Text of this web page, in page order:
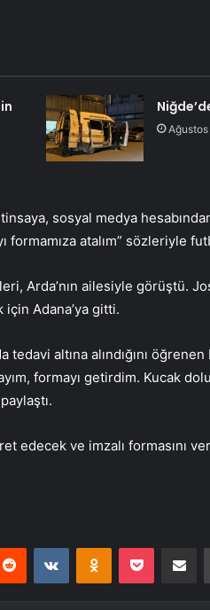
sosyal medya
formamıza atalım” sözleriyle
Arda’nın ailesiyle görüştü.
Adana’ya gitti.
tedavi altına alındığını
formayı getirdim. Kucak
edecek ve imzalı formasını
Reddit VKontakteOdnoklassniki
Pocket E-